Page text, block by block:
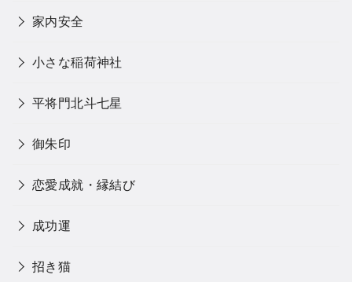
家内安全
小さな稲荷神社
平将門北斗七星
御朱印
恋愛成就・縁結び
成功運
招き猫